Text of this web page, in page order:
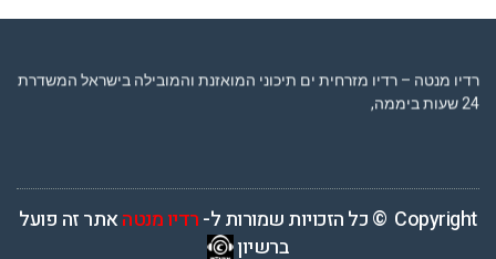
רדיו מנטה – רדיו מזרחית ים תיכוני המואזנת והמובילה בישראל המשדרת
24 שעות ביממה,
Copyright © כל הזכויות שמורות ל- רדיו מנטהאתר זה פועל
ברשיון